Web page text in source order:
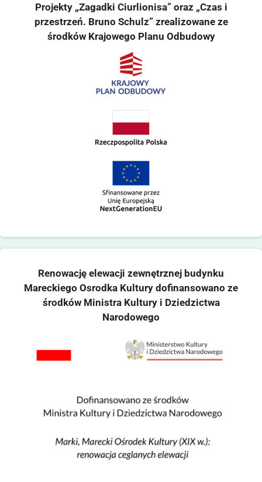
Projekty „Zagadki Ciurlionisa” oraz „Czas i
przestrzeń. Bruno Schulz” zrealizowane ze
środków Krajowego Planu Odbudowy
Renowację elewacji zewnętrznej budynku
Mareckiego Osrodka Kultury dofinansowano ze
środków Ministra Kultury i Dziedzictwa
Narodowego